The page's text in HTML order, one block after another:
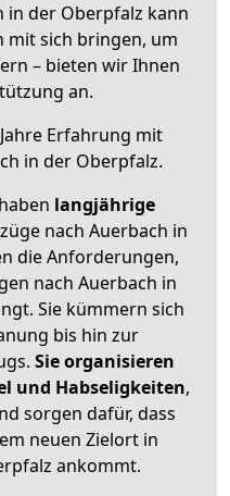
in der Oberpfalz kann
mit sich bringen, um
– bieten wir Ihnen
an.
Erfahrung mit
in der Oberpfalz.
langjährige
nach Auerbach in
die Anforderungen,
nach Auerbach in
Sie kümmern sich
bis hin zur
Sie organisieren
und Habseligkeiten,
sorgen dafür, dass
neuen Zielort in
ankommt.